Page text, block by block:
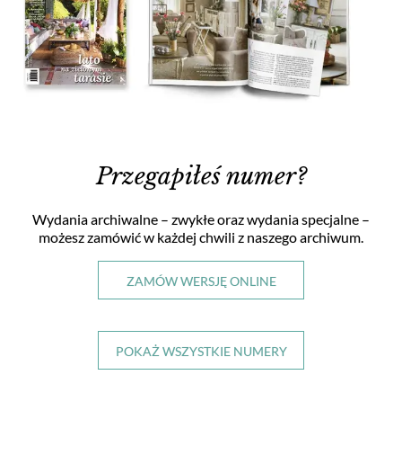
Przegapiłeś numer?
Wydania archiwalne – zwykłe oraz wydania specjalne –
możesz zamówić w każdej chwili z naszego archiwum.
ZAMÓW WERSJĘ ONLINE
POKAŻ WSZYSTKIE NUMERY